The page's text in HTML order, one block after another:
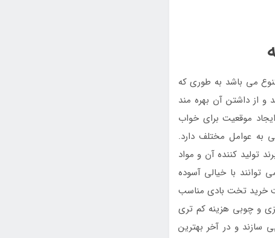
می باشد به طوری که
و از داشتن آن بهره مند
موقعیت برای خواب
عوامل مختلف دارد.
تولید کننده آن و مواد
توانند با خیالی آسوده
خرید تخت بادی مناسب
و چوبی هزینه کم تری
سازند و در آخر بهترین